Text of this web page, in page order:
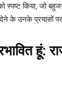
स्पष्ट किया, जो
देने के उनके प्रयासों
हूं: